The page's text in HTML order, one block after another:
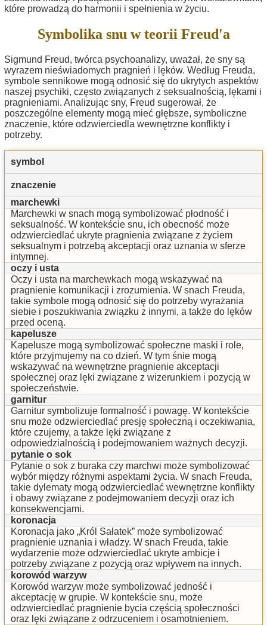
które prowadzą do harmonii i spełnienia w życiu.
Symbolika snu w teorii Freud'a
Sigmund Freud, twórca psychoanalizy, uważał, że sny są
wyrazem nieświadomych pragnień i lęków. Według Freuda,
symbole sennikowe mogą odnosić się do ukrytych aspektów
naszej psychiki, często związanych z seksualnością, lękami i
pragnieniami. Analizując sny, Freud sugerował, że
poszczególne elementy mogą mieć głębsze, symboliczne
znaczenie, które odzwierciedla wewnętrzne konflikty i
potrzeby.
symbol
znaczenie
marchewki
Marchewki w snach mogą symbolizować płodność i
seksualność. W kontekście snu, ich obecność może
odzwierciedlać ukryte pragnienia związane z życiem
seksualnym i potrzebą akceptacji oraz uznania w sferze
intymnej.
oczy i usta
Oczy i usta na marchewkach mogą wskazywać na
pragnienie komunikacji i zrozumienia. W snach Freuda,
takie symbole mogą odnosić się do potrzeby wyrażania
siebie i poszukiwania związku z innymi, a także do lęków
przed oceną.
kapelusze
Kapelusze mogą symbolizować społeczne maski i role,
które przyjmujemy na co dzień. W tym śnie mogą
wskazywać na wewnętrzne pragnienie akceptacji
społecznej oraz lęki związane z wizerunkiem i pozycją w
społeczeństwie.
garnitur
Garnitur symbolizuje formalność i powagę. W kontekście
snu może odzwierciedlać presję społeczną i oczekiwania,
które czujemy, a także lęki związane z
odpowiedzialnością i podejmowaniem ważnych decyzji.
pytanie o sok
Pytanie o sok z buraka czy marchwi może symbolizować
wybór między różnymi aspektami życia. W snach Freuda,
takie dylematy mogą odzwierciedlać wewnętrzne konflikty
i obawy związane z podejmowaniem decyzji oraz ich
konsekwencjami.
koronacja
Koronacja jako „Król Sałatek” może symbolizować
pragnienie uznania i władzy. W snach Freuda, takie
wydarzenie może odzwierciedlać ukryte ambicje i
potrzeby związane z pozycją oraz wpływem na innych.
korowód warzyw
Korowód warzyw może symbolizować jedność i
akceptację w grupie. W kontekście snu, może
odzwierciedlać pragnienie bycia częścią społeczności
oraz lęki związane z odrzuceniem i osamotnieniem.